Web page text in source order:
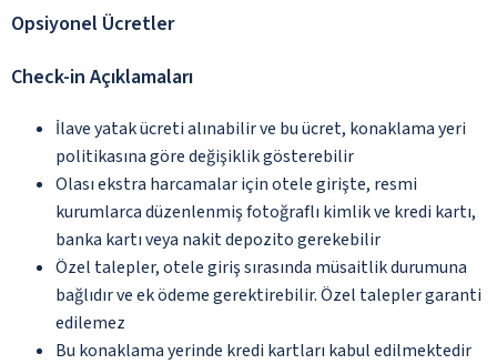
Opsiyonel Ücretler
Check-in Açıklamaları
İlave yatak ücreti alınabilir ve bu ücret, konaklama yeri
politikasına göre değişiklik gösterebilir
Olası ekstra harcamalar için otele girişte, resmi
kurumlarca düzenlenmiş fotoğraflı kimlik ve kredi kartı,
banka kartı veya nakit depozito gerekebilir
Özel talepler, otele giriş sırasında müsaitlik durumuna
bağlıdır ve ek ödeme gerektirebilir. Özel talepler garanti
edilemez
Bu konaklama yerinde kredi kartları kabul edilmektedir